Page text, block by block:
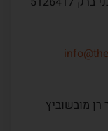
רן מובשוביץ